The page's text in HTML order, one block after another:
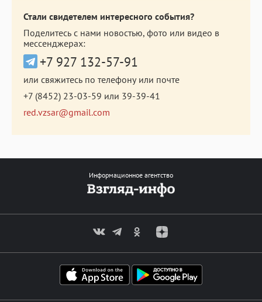
Стали свидетелем интересного события?
Поделитесь с нами новостью, фото или видео в
мессенджерах:
+7 927 132-57-91
или свяжитесь по телефону или почте
+7 (8452) 23-03-59 или 39-39-41
red.vzsar@gmail.com
Информационное агентство